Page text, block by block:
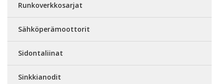
Runkoverkkosarjat
Sähköperämoottorit
Sidontaliinat
Sinkkianodit